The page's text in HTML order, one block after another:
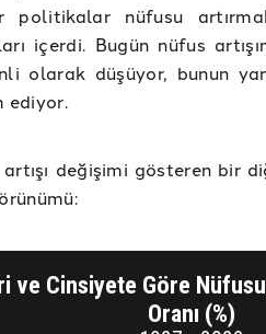
politikalar nüfusu
içerdi. Bugün nüfus
olarak düşüyor, bunun
ediyor.
değişimi gösteren bir